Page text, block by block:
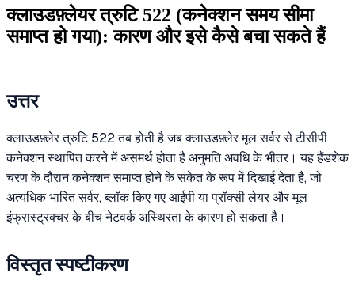
क्लाउडफ़्लेयर त्रुटि 522 (कनेक्शन समय सीमा
समाप्त हो गया): कारण और इसे कैसे बचा सकते हैं
उत्तर
क्लाउडफ़्लेर त्रुटि 522 तब होती है जब क्लाउडफ़्लेर मूल सर्वर से टीसीपी
कनेक्शन स्थापित करने में असमर्थ होता है अनुमति अवधि के भीतर। यह हैंडशेक
चरण के दौरान कनेक्शन समाप्त होने के संकेत के रूप में दिखाई देता है, जो
अत्यधिक भारित सर्वर, ब्लॉक किए गए आईपी या प्रॉक्सी लेयर और मूल
इंफ्रास्ट्रक्चर के बीच नेटवर्क अस्थिरता के कारण हो सकता है।
विस्तृत स्पष्टीकरण